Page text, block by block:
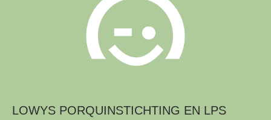
LOWYS PORQUINSTICHTING EN LPS